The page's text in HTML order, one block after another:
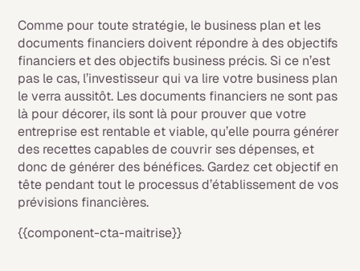
Comme pour toute stratégie, le business plan et les
documents financiers doivent répondre à des objectifs
financiers et des objectifs business précis. Si ce n’est
pas le cas, l’investisseur qui va lire votre business plan
le verra aussitôt. Les documents financiers ne sont pas
là pour décorer, ils sont là pour prouver que votre
entreprise est rentable et viable, qu’elle pourra générer
des recettes capables de couvrir ses dépenses, et
donc de générer des bénéfices. Gardez cet objectif en
tête pendant tout le processus d’établissement de vos
prévisions financières.
{{component-cta-maitrise}}